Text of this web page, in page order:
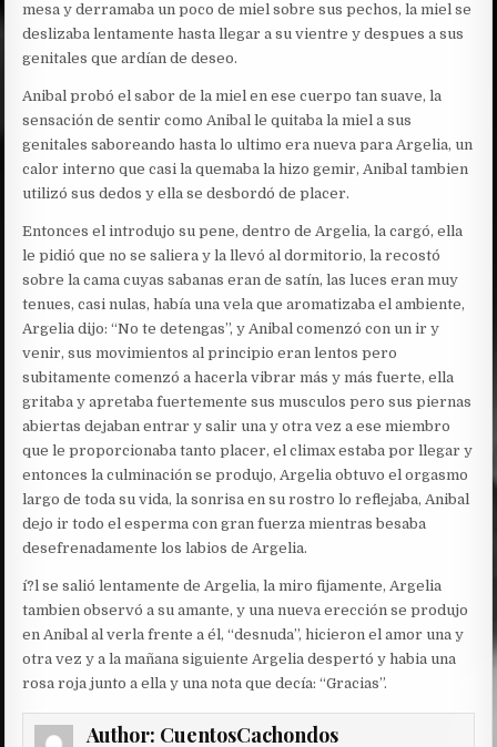
mesa y derramaba un poco de miel sobre sus pechos, la miel se
deslizaba lentamente hasta llegar a su vientre y despues a sus
genitales que ardían de deseo.
Anibal probó el sabor de la miel en ese cuerpo tan suave, la
sensación de sentir como Anibal le quitaba la miel a sus
genitales saboreando hasta lo ultimo era nueva para Argelia, un
calor interno que casi la quemaba la hizo gemir, Anibal tambien
utilizó sus dedos y ella se desbordó de placer.
Entonces el introdujo su pene, dentro de Argelia, la cargó, ella
le pidió que no se saliera y la llevó al dormitorio, la recostó
sobre la cama cuyas sabanas eran de satín, las luces eran muy
tenues, casi nulas, había una vela que aromatizaba el ambiente,
Argelia dijo: “No te detengas”, y Anibal comenzó con un ir y
venir, sus movimientos al principio eran lentos pero
subitamente comenzó a hacerla vibrar más y más fuerte, ella
gritaba y apretaba fuertemente sus musculos pero sus piernas
abiertas dejaban entrar y salir una y otra vez a ese miembro
que le proporcionaba tanto placer, el climax estaba por llegar y
entonces la culminación se produjo, Argelia obtuvo el orgasmo
largo de toda su vida, la sonrisa en su rostro lo reflejaba, Anibal
dejo ir todo el esperma con gran fuerza mientras besaba
desefrenadamente los labios de Argelia.
í?l se salió lentamente de Argelia, la miro fijamente, Argelia
tambien observó a su amante, y una nueva erección se produjo
en Anibal al verla frente a él, “desnuda”, hicieron el amor una y
otra vez y a la mañana siguiente Argelia despertó y habia una
rosa roja junto a ella y una nota que decía: “Gracias”.
Author: CuentosCachondos